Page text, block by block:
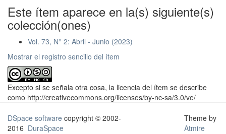
Este ítem aparece en la(s) siguiente(s)
colección(ones)
Vol. 73, N° 2: Abril - Junio (2023)
Mostrar el registro sencillo del ítem
Excepto si se señala otra cosa, la licencia del ítem se describe
como http://creativecommons.org/licenses/by-nc-sa/3.0/ve/
DSpace software copyright © 2002-
2016 DuraSpace
Theme by
Atmire